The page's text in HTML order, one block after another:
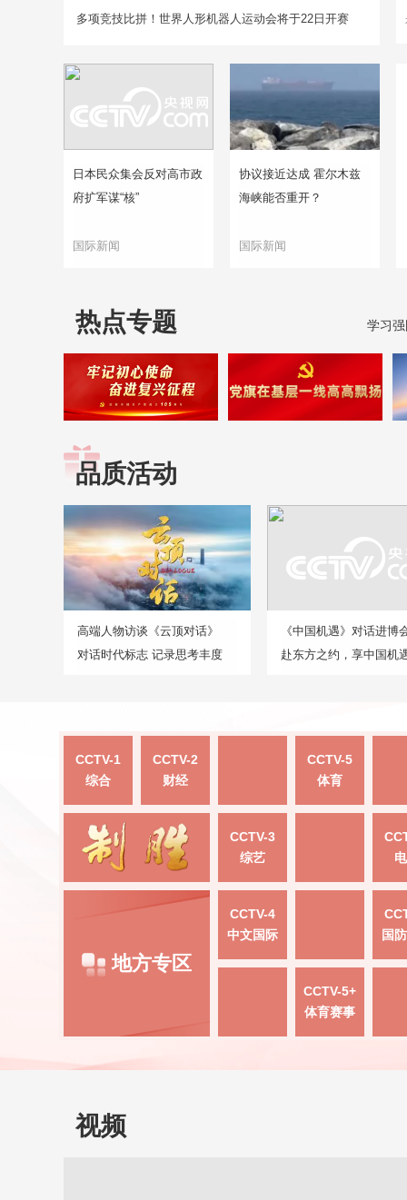
多项竞技比拼！世界人形机器人运动会将于22日开赛
日本民众集会反对高市政
府扩军谋“核”
国际新闻
协议接近达成 霍尔木兹
海峡能否重开？
国际新闻
热点专题 学习
品质活动
高端人物访谈《云顶对话》
对话时代标志 记录思考丰度
《中国机遇》对话进博
赴东方之约，享中国机
CCTV-1
综合
CCTV-2
财经
CCTV-5
体育
CCTV-3
综艺
地方专区
CCTV-4
中文国际
国
CCTV-5+
体育赛事
视频